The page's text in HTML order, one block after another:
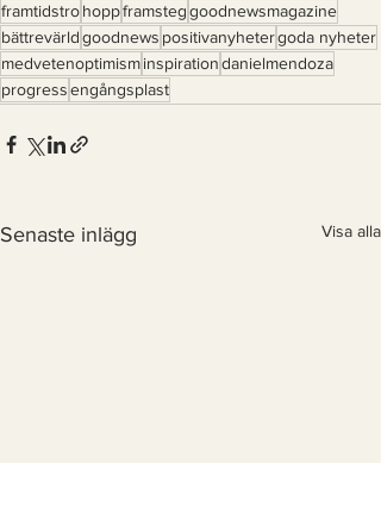
framtidstrohoppframsteggoodnewsmagazine
bättrevärldgoodnews positivanyhetergoda nyheter
medvetenoptimisminspirationdanielmendoza
progressengångsplast
Senaste inlägg Visa alla